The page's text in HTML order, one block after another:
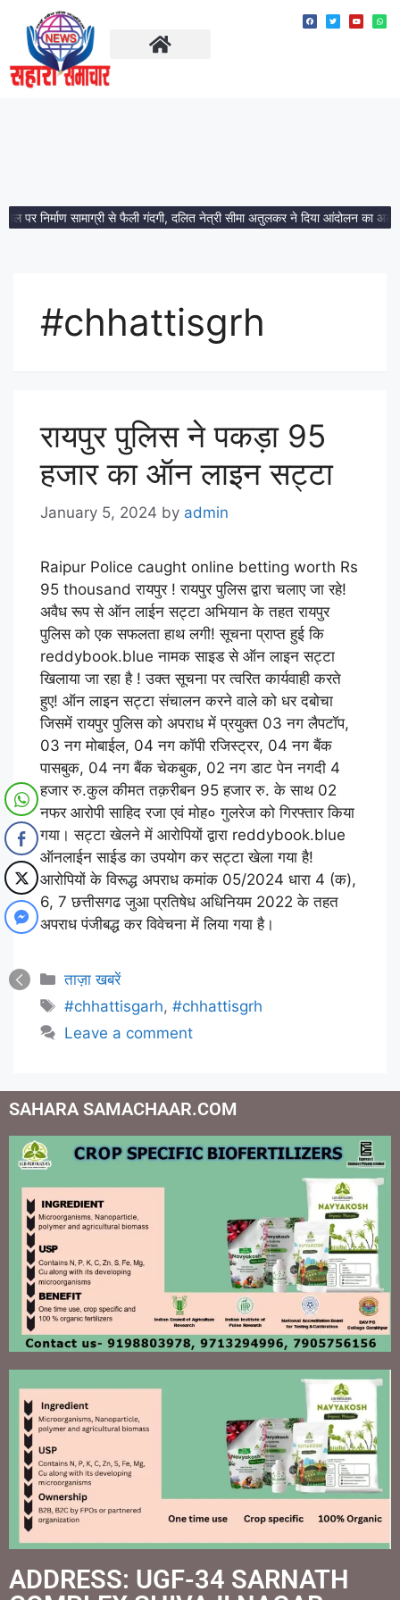
पर निर्माण सामाग्री से फैली गंदगी, दलित नेत्री सीमा अतुलकर ने दिया आंदोलन का
#chhattisgrh
रायपुर पुलिस ने पकड़ा 95
हजार का ऑन लाइन सट्टा
January 5, 2024 by admin
Raipur Police caught online betting worth Rs
95 thousand रायपुर ! रायपुर पुलिस द्वारा चलाए जा रहे!
अवैध रूप से ऑन लाईन सट्टा अभियान के तहत रायपुर
पुलिस को एक सफलता हाथ लगी! सूचना प्राप्त हुई कि
reddybook.blue नामक साइड से ऑन लाइन सट्टा
खिलाया जा रहा है ! उक्त सूचना पर त्वरित कार्यवाही करते
हुए! ऑन लाइन सट्टा संचालन करने वाले को धर दबोचा
जिसमें रायपुर पुलिस को अपराध में प्रयुक्त 03 नग लैपटॉप,
03 नग मोबाईल, 04 नग कॉपी रजिस्ट्रर, 04 नग बैंक
पासबुक, 04 नग बैंक चेकबुक, 02 नग डाट पेन नगदी 4
हजार रु.कुल कीमत तक़रीबन 95 हजार रु. के साथ 02
नफर आरोपी साहिद रजा एवं मोह० गुलरेज को गिरफ्तार किया
गया। सट्टा खेलने में आरोपियों द्वारा reddybook.blue
ऑनलाईन साईड का उपयोग कर सट्टा खेला गया है!
आरोपियों के विरूद्ध अपराध कमांक 05/2024 धारा 4 (क),
6, 7 छत्तीसगढ जुआ प्रतिषेध अधिनियम 2022 के तहत
अपराध पंजीबद्ध कर विवेचना में लिया गया है।
ताज़ा खबरें
#chhattisgarh,#chhattisgrh
Leave a comment
SAHARA SAMACHAAR.COM
ADDRESS: UGF-34 SARNATH